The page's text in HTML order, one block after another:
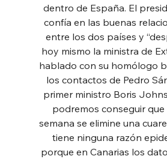
dentro de España. El
confía en las buenas
entre los dos países y
hoy mismo la ministra de
hablado con su homólogo
los contactos de Pedro
primer ministro Boris
podremos conseguir que
semana se elimine una
tiene ninguna razón
porque en Canarias los